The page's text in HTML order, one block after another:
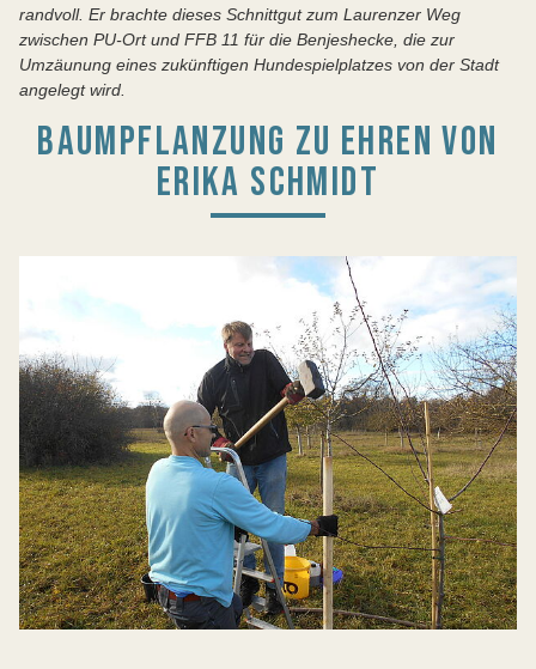
randvoll. Er brachte dieses Schnittgut zum Laurenzer Weg
zwischen PU-Ort und FFB 11 für die Benjeshecke, die zur
Umzäunung eines zukünftigen Hundespielplatzes von der Stadt
angelegt wird.
BAUMPFLANZUNG ZU EHREN VON
ERIKA SCHMIDT